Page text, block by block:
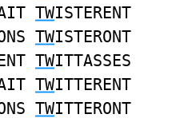
TWISTERENT
TWISTERONT
TWITTASSES
TWITTERENT
TWITTERONT